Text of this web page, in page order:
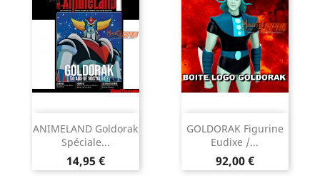
ANIMELAND Goldorak
Spéciale...
Prix
14,95 €
GOLDORAK Figurine
Eudixe /...
Prix
92,00 €